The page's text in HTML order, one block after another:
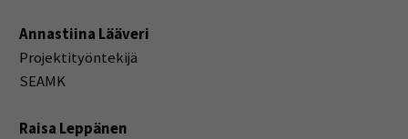
Annastiina Lääveri
Projektityöntekijä
SEAMK
Raisa Leppänen